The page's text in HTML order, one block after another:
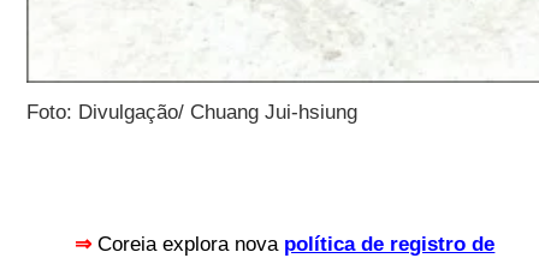
Foto: Divulgação/ Chuang Jui-hsiung
⇒Coreia explora nova política de registro de